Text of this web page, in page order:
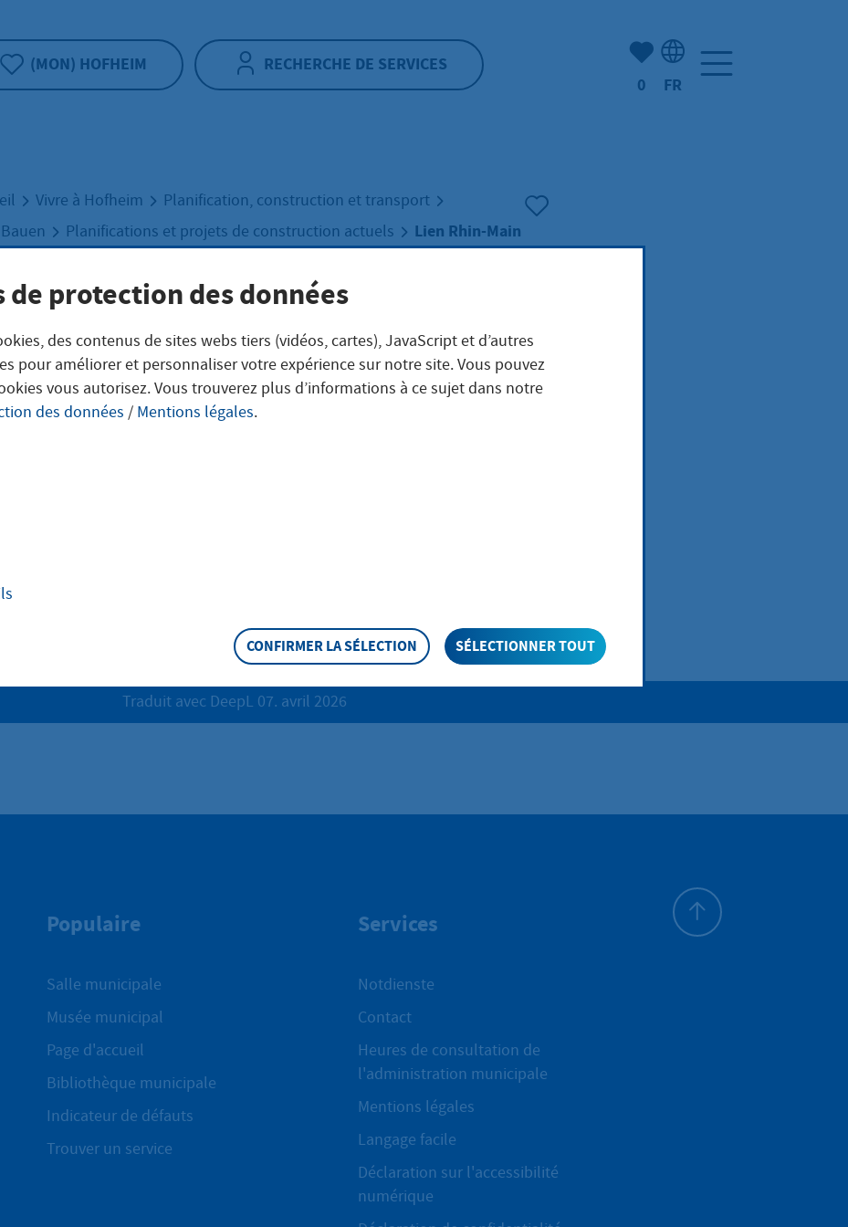
(MON) HOFHEIM RECHERCHE DE SERVICES
Nombre d'éléments mis en
0 FR
Vivre à Hofheim
Planification, construction et transport
Planifications et projets de construction actuels Lien Rhin-Main
Rhin-Main
et réponses de l'entreprise Amprion
l'initiative d'Hofheim pour un site alternatif de
actuels pour le Rhein-Main-Link
Traduit avec DeepL 07. avril 2026
Populaire
Salle municipale
Musée municipal
Page d'accueil
Bibliothèque municipale
Indicateur de défauts
Trouver un service
Services
Notdienste
Contact
Heures de consultation de
l'administration municipale
Mentions légales
Langage facile
Déclaration sur l'accessibilité
numérique
de protection des données
des contenus de sites webs tiers (vidéos, cartes), JavaScript et d’autres
pour améliorer et personnaliser votre expérience sur notre site. Vous pouvez
vous autorisez. Vous trouverez plus d’informations à ce sujet dans notre
des données / Mentions légales.
CONFIRMER LA SÉLECTION SÉLECTIONNER TOUT